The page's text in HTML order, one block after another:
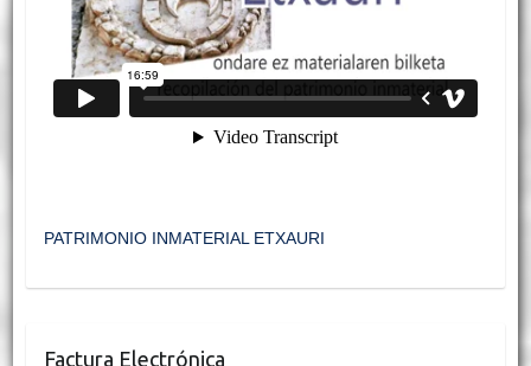
PATRIMONIO INMATERIAL ETXAURI
Factura Electrónica